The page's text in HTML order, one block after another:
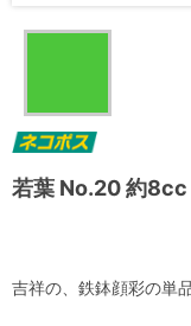
若葉 No.20 約8cc
吉祥の、鉄鉢顔彩の単品